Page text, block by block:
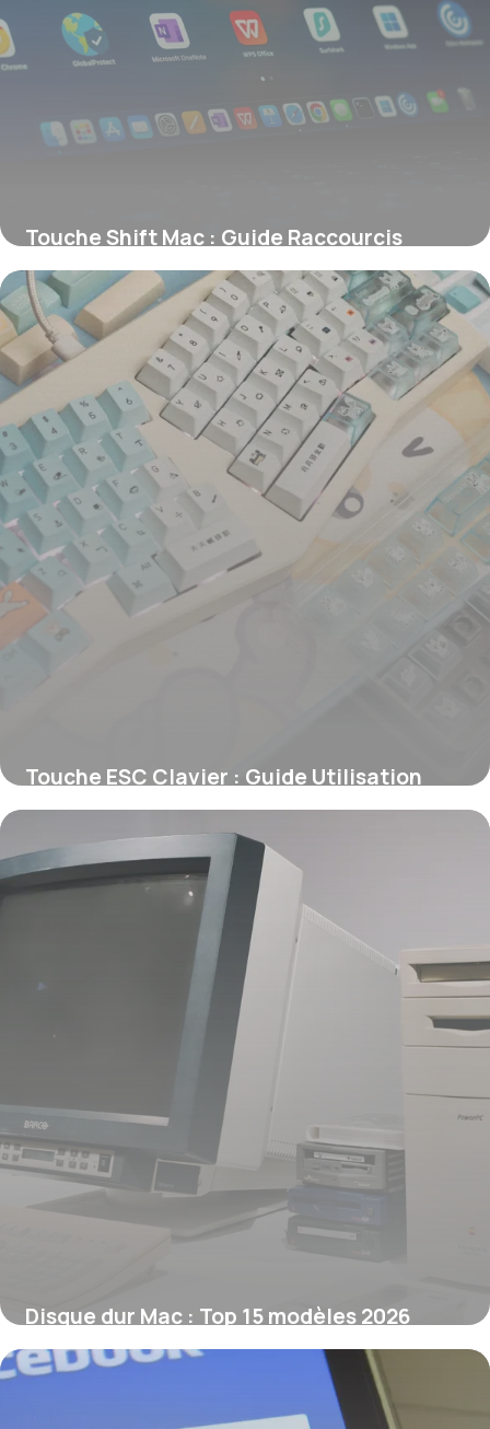
Touche Shift Mac : Guide Raccourcis
Apple
12 juin 2026
Touche ESC Clavier : Guide Utilisation
2026
11 juin 2026
Disque dur Mac : Top 15 modèles 2026
10 juin 2026